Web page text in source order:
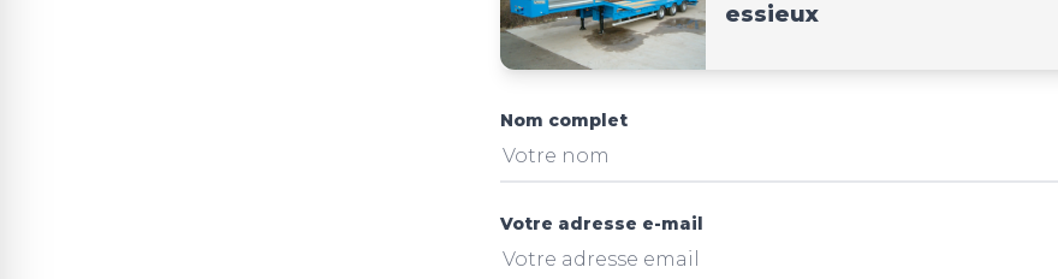
essieux
Nom complet
Votre adresse e-mail